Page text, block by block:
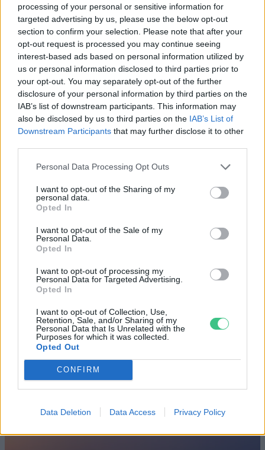
processing of your personal or sensitive information for
targeted advertising by us, please use the below opt-out
section to confirm your selection. Please note that after your
opt-out request is processed you may continue seeing
interest-based ads based on personal information utilized by
us or personal information disclosed to third parties prior to
your opt-out. You may separately opt-out of the further
disclosure of your personal information by third parties on the
IAB’s list of downstream participants. This information may
also be disclosed by us to third parties on the IAB’s List of
Downstream Participants that may further disclose it to other
Personal Data Processing Opt Outs
I want to opt-out of the Sharing of my
personal data.
Opted In
I want to opt-out of the Sale of my
Personal Data.
Opted In
I want to opt-out of processing my
Personal Data for Targeted Advertising.
Opted In
I want to opt-out of Collection, Use,
Retention, Sale, and/or Sharing of my
Personal Data that Is Unrelated with the
Purposes for which it was collected.
Opted Out
CONFIRM
Data Deletion Data Access Privacy Policy
is. A jó idő beköszöntével érdemes minél többet felkeresni.
Születésnapi programokkal várja a
hétvégén a közönséget a 160 éves
Fővárosi Állatkert
Szedd magad őszibarack: itt vannak
a legjobb lelőhelyek!
SZEMLE